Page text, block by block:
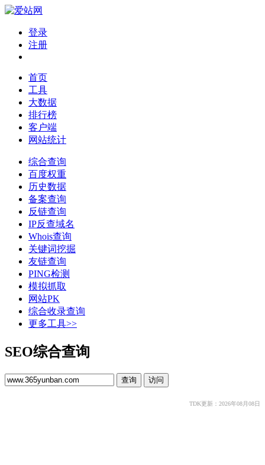
登录
注册
首页
工具
大数据
排行榜
客户端
网站统计
综合查询
百度权重
历史数据
备案查询
反链查询
IP反查域名
Whois查询
关键词挖掘
友链查询
PING检测
模拟抓取
网站PK
综合收录查询
更多工具>>
SEO综合查询
TDK更新：2026年08月08日